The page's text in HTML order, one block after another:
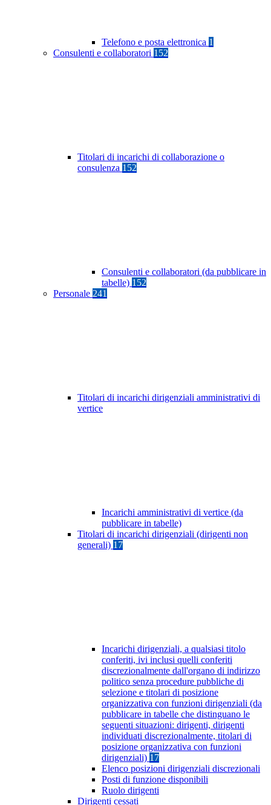
Telefono e posta elettronica 1
Consulenti e collaboratori 152
Titolari di incarichi di collaborazione o
consulenza 152
Consulenti e collaboratori (da pubblicare in
tabelle) 152
Personale 241
Titolari di incarichi dirigenziali amministrativi di
vertice
Incarichi amministrativi di vertice (da
pubblicare in tabelle)
Titolari di incarichi dirigenziali (dirigenti non
generali) 17
Incarichi dirigenziali, a qualsiasi titolo
conferiti, ivi inclusi quelli conferiti
discrezionalmente dall'organo di indirizzo
politico senza procedure pubbliche di
selezione e titolari di posizione
organizzativa con funzioni dirigenziali (da
pubblicare in tabelle che distinguano le
seguenti situazioni: dirigenti, dirigenti
individuati discrezionalmente, titolari di
posizione organizzativa con funzioni
dirigenziali) 17
Elenco posizioni dirigenziali discrezionali
Posti di funzione disponibili
Ruolo dirigenti
Dirigenti cessati